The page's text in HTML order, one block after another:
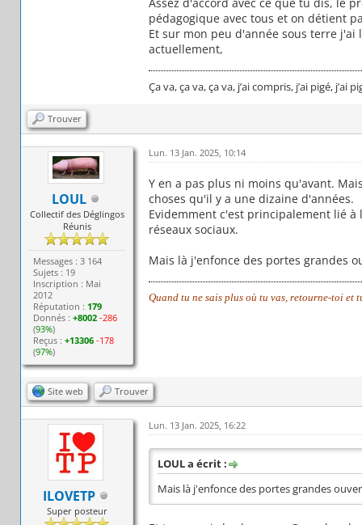
pédagogique avec tous et on détient
Et sur mon peu d'année sous terre
actuellement,
Ça va, ça va, ça va, j’ai compris, j’ai pigé, j’ai
Trouver
LOUL
Collectif des Déglingos
Réunis
Messages : 3 164
Sujets : 19
Inscription : Mai
2012
Réputation : 179
Donnés :+8002 -286
(93%)
Reçus :+13306 -178
(97%)
Lun. 13 Jan. 2025, 10:14
Y en a pas plus ni moins qu'avant.
choses qu'il y a une dizaine d'années.
Evidemment c'est principalement lié
réseaux sociaux.
Mais là j'enfonce des portes grandes
Quand tu ne sais plus où tu vas, retourne-toi
Site web Trouver
ILOVETP
Super posteur
Lun. 13 Jan. 2025, 16:22
LOUL a écrit :
Mais là j'enfonce des portes grandes